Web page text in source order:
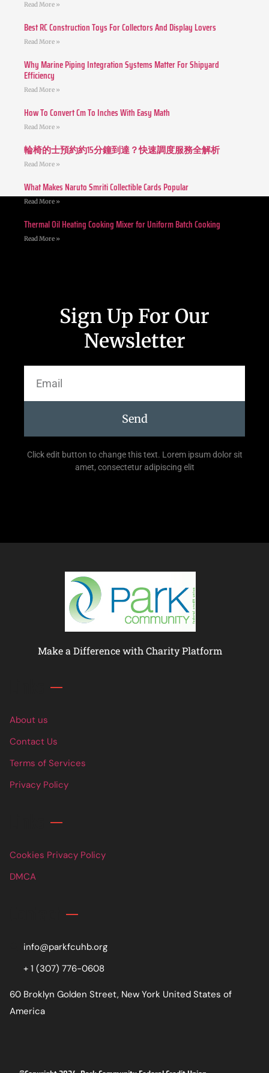
Read More »
Best RC Construction Toys For Collectors And Display Lovers
Read More »
Why Marine Piping Integration Systems Matter For Shipyard
Efficiency
Read More »
How To Convert Cm To Inches With Easy Math
Read More »
輪椅的士預約約15分鐘到達？快速調度服務全解析
Read More »
What Makes Naruto Smriti Collectible Cards Popular
Read More »
Thermal Oil Heating Cooking Mixer for Uniform Batch Cooking
Read More »
Sign Up For Our
Newsletter
Send
Click edit button to change this text. Lorem ipsum dolor sit
amet, consectetur adipiscing elit
Make a Difference with Charity Platform
About us
Contact Us
Terms of Services
Privacy Policy
Cookies Privacy Policy
DMCA
info@parkfcuhb.org
+ 1 (307) 776-0608
60 Broklyn Golden Street, New York United States of
America